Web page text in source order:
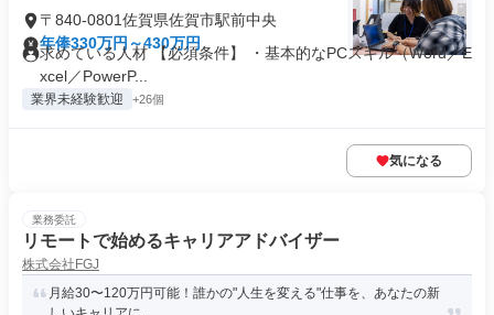
〒840-0801佐賀県佐賀市駅前中央
年俸330万円～430万円
求めている人材 【必須条件】 ・基本的なPCスキル（Word／E
xcel／PowerP...
業界未経験歓迎 +26個
気になる
業務委託
リモートで始めるキャリアアドバイザー
株式会社FGJ
月給30〜120万円可能！誰かの"人生を変える"仕事を、あなたの新